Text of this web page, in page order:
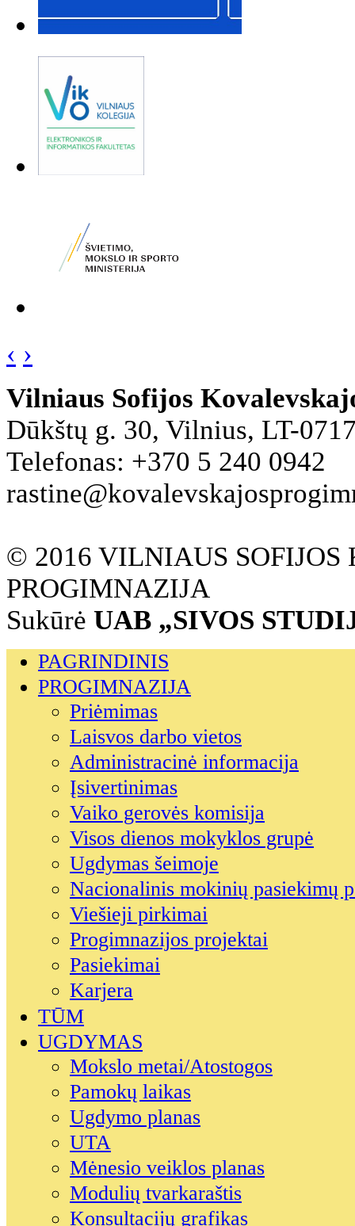
‹ ›
Vilniaus Sofijos
Dūkštų g. 30, Vilnius, LT-
Telefonas: +370 5 240 0942
© 2016 VILNIAUS SOFIJOS
PROGIMNAZIJA
Sukūrė UAB „SIVOS
PAGRINDINIS
PROGIMNAZIJA
Priėmimas
Laisvos darbo vietos
Administracinė informacija
Įsivertinimas
Vaiko gerovės komisija
Visos dienos mokyklos grupė
Ugdymas šeimoje
Nacionalinis mokinių pasiekimų
Viešieji pirkimai
Progimnazijos projektai
Pasiekimai
Karjera
TŪM
UGDYMAS
Mokslo metai/Atostogos
Pamokų laikas
Ugdymo planas
UTA
Mėnesio veiklos planas
Modulių tvarkaraštis
Konsultacijų grafikas